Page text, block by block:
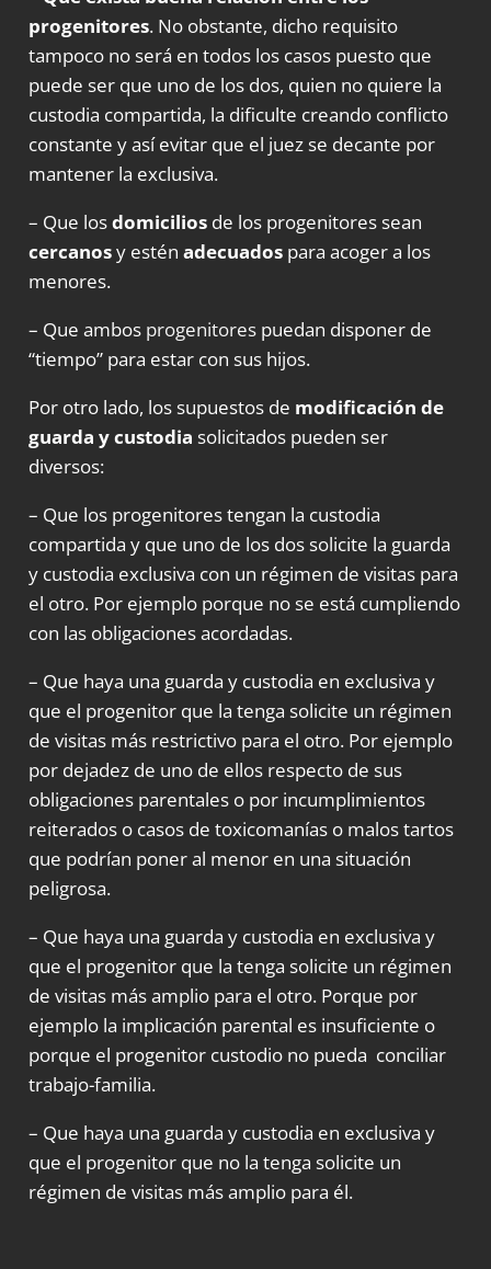
progenitores. No obstante, dicho requisito
tampoco no será en todos los casos puesto que
puede ser que uno de los dos, quien no quiere la
custodia compartida, la dificulte creando conflicto
constante y así evitar que el juez se decante por
mantener la exclusiva.
– Que losdomiciliosde los progenitores sean
cercanosy estén adecuadospara acoger a los
menores.
– Que ambos progenitorespuedan disponer de
“tiempo” para estar con sus hijos.
Por otro lado, los supuestos de modificación de
guarda y custodia solicitados pueden ser
diversos:
– Que los progenitores tengan la custodia
compartida y que uno de los dos solicite la guarda
y custodia exclusiva con un régimen de visitas para
el otro. Por ejemplo porque no se está cumpliendo
con las obligaciones acordadas.
– Que haya una guarda y custodia en exclusiva y
que el progenitor que la tenga solicite un régimen
de visitas más restrictivo para el otro. Por ejemplo
por dejadez de uno de ellos respecto de sus
obligaciones parentales o por incumplimientos
reiterados o casos de toxicomanías o malos tartos
que podrían poner al menor en una situación
peligrosa.
– Que haya una guarda y custodia en exclusiva y
que el progenitor que la tenga solicite un régimen
de visitas más amplio para el otro. Porque por
ejemplo la implicación parental es insuficiente o
porque el progenitor custodio no pueda conciliar
trabajo-familia.
– Que haya una guarda y custodia en exclusiva y
que el progenitor que no la tenga solicite un
régimen de visitas más amplio para él.